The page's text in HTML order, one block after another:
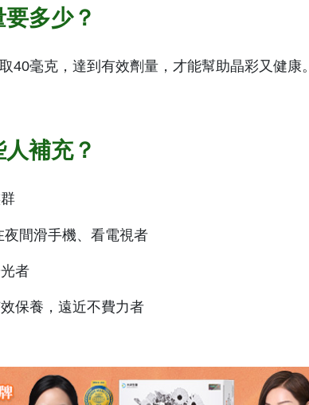
多少？
40毫克，達到有效劑量，才能幫助晶彩又健康。
補充？
間滑手機、看電視者
者
保養，遠近不費力者